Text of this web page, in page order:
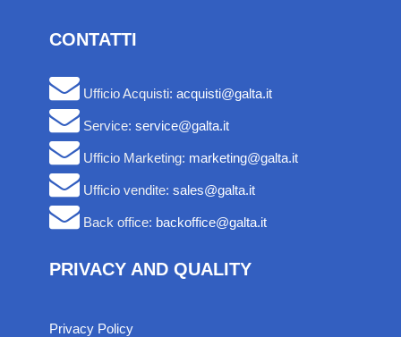
CONTATTI
Ufficio Acquisti: acquisti@galta.it
Service: service@galta.it
Ufficio Marketing: marketing@galta.it
Ufficio vendite: sales@galta.it
Back office: backoffice@galta.it
PRIVACY AND QUALITY
Privacy Policy